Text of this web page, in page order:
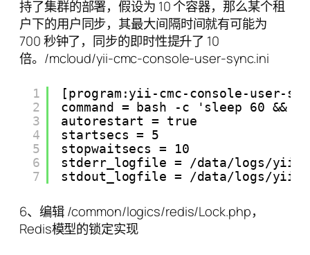
持了集群的部署，假设为 10 个容器，那么某个租
户下的用户同步，其最大间隔时间就有可能为
700 秒钟了，同步的即时性提升了 10
倍。/mcloud/yii-cmc-console-user-sync.ini
1
2
3
4
5
6
7
[program:yii-cmc-console-user-
command = bash -c 'sleep 60 &&
autorestart = true
startsecs = 5
stopwaitsecs = 10
stderr_logfile = /data/logs/yii-
stdout_logfile = /data/logs/yii-
6、编辑 /common/logics/redis/Lock.php，
Redis模型的锁定实现